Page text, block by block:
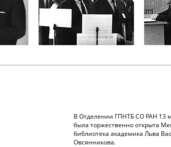
В Отделении ГПНТБ СО РАН 13
была торжественно открыта
библиотека академика Льва
Овсянникова.